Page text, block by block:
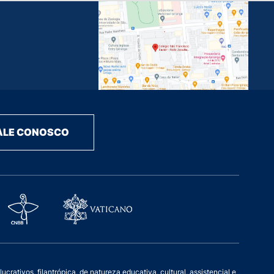
CONOSCO
filantrópica, de natureza educativa, cultural, assistencial e